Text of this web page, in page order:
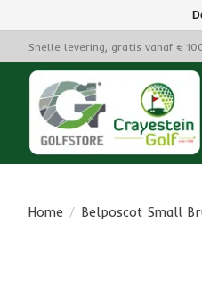
Snelle levering, gratis vanaf €
Home / Belposcot Small